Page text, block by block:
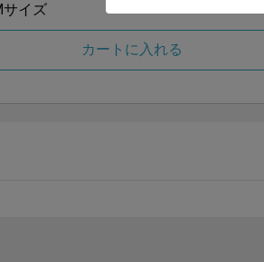
サイズ
カートに入れる